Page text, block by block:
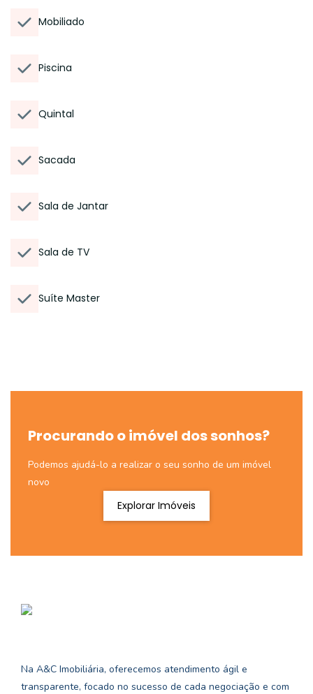
Mobiliado
Piscina
Quintal
Sacada
Sala de Jantar
Sala de TV
Suíte Master
Procurando o imóvel dos sonhos?
Podemos ajudá-lo a realizar o seu sonho de um imóvel
novo
Explorar Imóveis
Na A&C Imobiliária, oferecemos atendimento ágil e
transparente, focado no sucesso de cada negociação e com